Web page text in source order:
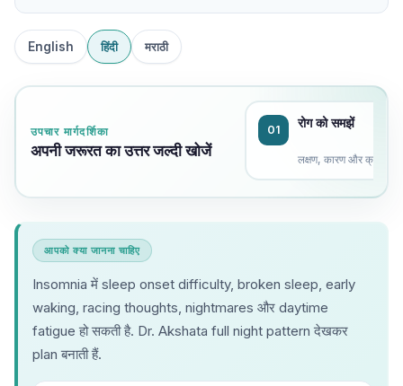
English हिंदी मराठी
उपचार मार्गदर्शिका
अपनी जरूरत का उत्तर जल्दी खोजें
01 रोग को समझें
लक्षण, कारण और क्रम
आपको क्या जानना चाहिए
Insomnia में sleep onset difficulty, broken sleep, early
waking, racing thoughts, nightmares और daytime
fatigue हो सकती है. Dr. Akshata full night pattern देखकर
plan बनाती हैं.